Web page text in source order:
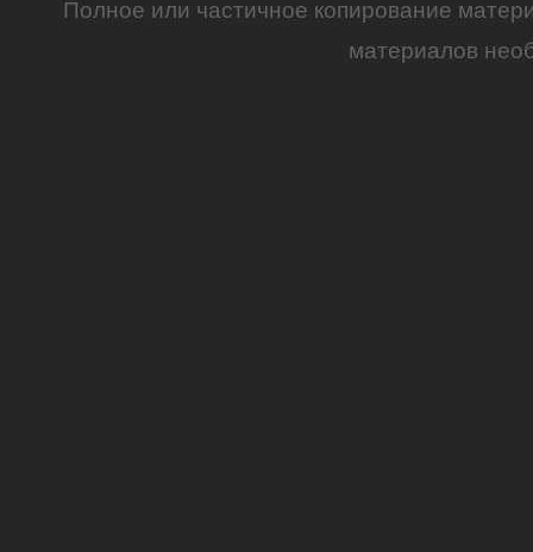
Полное или частичное копирование
материалов